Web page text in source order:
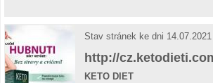
Stav stránek ke dni 14.07.2021
http://
KETO DIET